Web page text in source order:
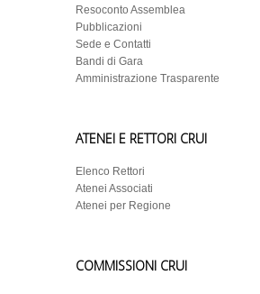
Resoconto Assemblea
Pubblicazioni
Sede e Contatti
Bandi di Gara
Amministrazione Trasparente
ATENEI E RETTORI CRUI
Elenco Rettori
Atenei Associati
Atenei per Regione
COMMISSIONI CRUI